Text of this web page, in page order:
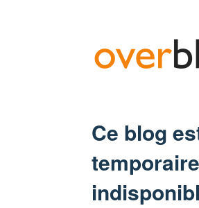
Ce blog